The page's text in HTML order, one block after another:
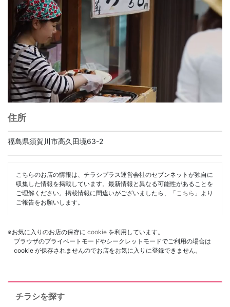
住所
福島県須賀川市高久田境63-2
こちらのお店の情報は、チラシプラス運営会社のセブンネットが独自に
収集した情報を掲載しています。最新情報と異なる可能性があることを
ご理解ください。掲載情報に間違いがございましたら、「 こちら 」より
ご報告をお願いします。
※お気に入りのお店の保存に cookie を利用しています。
ブラウザのプライベートモードやシークレットモードでご利用の場合は
cookie が保存されませんのでお店をお気に入りに登録できません。
チラシを探す